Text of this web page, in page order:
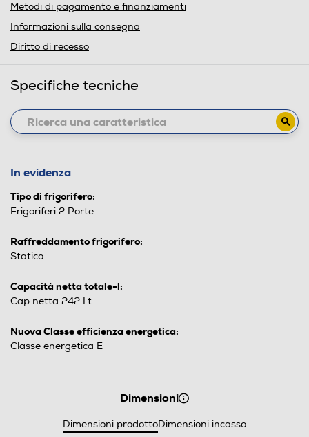
Metodi di pagamento e finanziamenti
Informazioni sulla consegna
Diritto di recesso
Specifiche tecniche
In evidenza
Tipo di frigorifero:
Frigoriferi 2 Porte
Raffreddamento frigorifero:
Statico
Capacità netta totale-l:
Cap netta 242 Lt
Nuova Classe efficienza energetica:
Classe energetica E
Dimensioni
Dimensioni prodottoDimensioni incasso